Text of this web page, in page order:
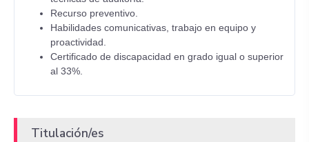
Recurso preventivo.
Habilidades comunicativas, trabajo en equipo y
proactividad.
Certificado de discapacidad en grado igual o superior
al 33%.
Titulación/es